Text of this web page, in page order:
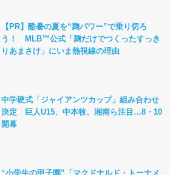
【PR】酷暑の夏を“麹パワー”で乗り切ろ
う！ MLB™公式「麹だけでつくったすっき
りあまさけ」にいま熱視線の理由
中学硬式「ジャイアンツカップ」組み合わせ
決定 巨人U15、中本牧、湘南ら注目…8・10
開幕
“小学生の甲子園”「マクドナルド・トーナメ